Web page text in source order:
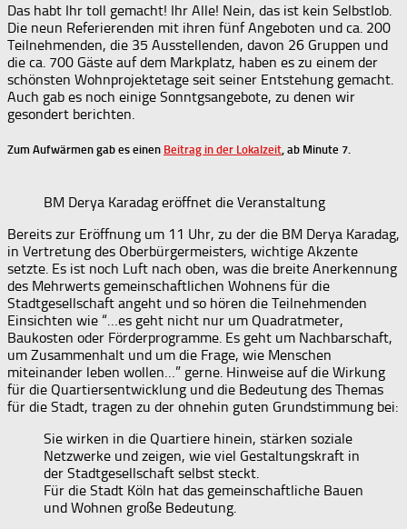
Das habt Ihr toll gemacht! Ihr Alle! Nein, das ist kein Selbstlob.
Die neun Referierenden mit ihren fünf Angeboten und ca. 200
Teilnehmenden, die 35 Ausstellenden, davon 26 Gruppen und
die ca. 700 Gäste auf dem Markplatz, haben es zu einem der
schönsten Wohnprojektetage seit seiner Entstehung gemacht.
Auch gab es noch einige Sonntgsangebote, zu denen wir
gesondert berichten.
Zum Aufwärmen gab es einen Beitrag in der Lokalzeit , ab Minute 7.
BM Derya Karadag eröffnet die Veranstaltung
Bereits zur Eröffnung um 11 Uhr, zu der die BM Derya Karadag,
in Vertretung des Oberbürgermeisters, wichtige Akzente
setzte. Es ist noch Luft nach oben, was die breite Anerkennung
des Mehrwerts gemeinschaftlichen Wohnens für die
Stadtgesellschaft angeht und so hören die Teilnehmenden
Einsichten wie “…es geht nicht nur um Quadratmeter,
Baukosten oder Förderprogramme. Es geht um Nachbarschaft,
um Zusammenhalt und um die Frage, wie Menschen
miteinander leben wollen…” gerne. Hinweise auf die Wirkung
für die Quartiersentwicklung und die Bedeutung des Themas
für die Stadt, tragen zu der ohnehin guten Grundstimmung bei:
Sie wirken in die Quartiere hinein, stärken soziale
Netzwerke und zeigen, wie viel Gestaltungskraft in
der Stadtgesellschaft selbst steckt.
Für die Stadt Köln hat das gemeinschaftliche Bauen
und Wohnen große Bedeutung.